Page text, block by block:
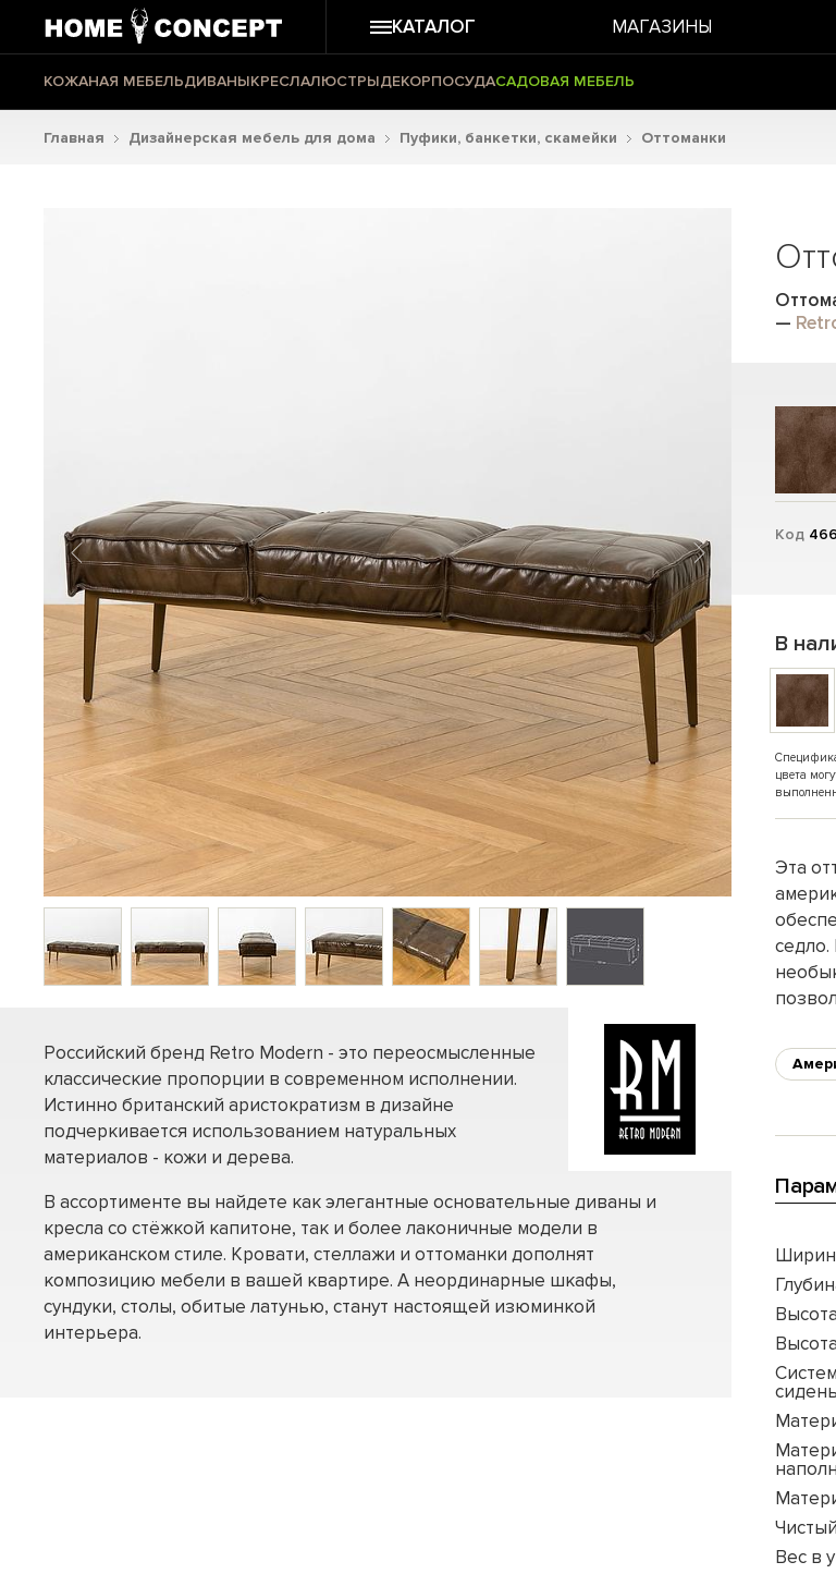
КАТАЛОГ МАГАЗИНЫ
КОЖАНАЯ МЕБЕЛЬДИВАНЫКРЕСЛАЛЮСТРЫДЕКОРПОСУДАСАДОВАЯ МЕБЕЛЬ
Главная Дизайнерская мебель для дома Пуфики, банкетки, скамейки Оттоманки
Российский бренд Retro Modern - это переосмысленные
классические пропорции в современном исполнении.
Истинно британский аристократизм в дизайне
подчеркивается использованием натуральных
материалов - кожи и дерева.
В ассортименте вы найдете как элегантные основательные диваны и
кресла со стёжкой капитоне, так и более лаконичные модели в
американском стиле. Кровати, стеллажи и оттоманки дополнят
композицию мебели в вашей квартире. А неординарные шкафы,
сундуки, столы, обитые латунью, станут настоящей изюминкой
интерьера.
—
Код
В
цвета
Эта
седло.
Высота
Вес в